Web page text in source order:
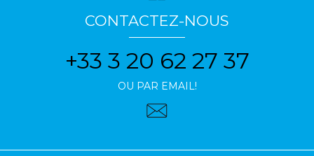
CONTACTEZ-NOUS
+33 3 20 62 27 37
OU PAR EMAIL!